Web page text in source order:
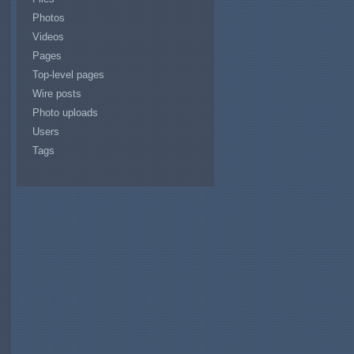
Photos
Videos
Pages
Top-level pages
Wire posts
Photo uploads
Users
Tags